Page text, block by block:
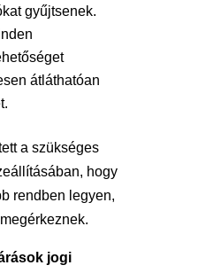
gyűjtsenek.
átláthatóan
a szükséges
hogy
rendben legyen,
jogi